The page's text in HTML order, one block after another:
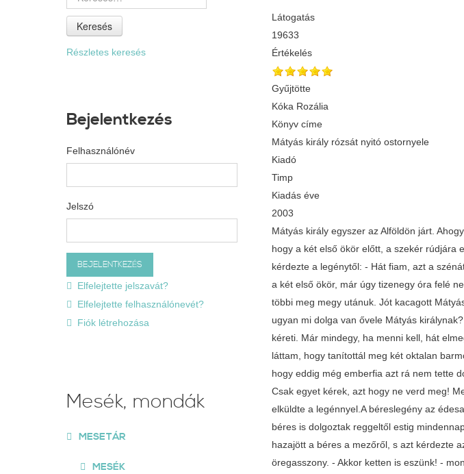
Látogatás
19633
Értékelés
Gyűjtötte
Kóka Rozália
Könyv címe
Mátyás király rózsát nyitó ostornyele
Kiadó
Timp
Kiadás éve
2003
Mátyás király egyszer az Alföldön járt.
hogy a két első ökör előtt, a szekér rúdjára
kérdezte a legénytől: - Hát fiam, azt a
a két első ökör, már úgy tizenegy óra felé
többi meg megy utánuk. Jót kacagott
ugyan mi dolga van ővele Mátyás
kéreti. Már mindegy, ha menni kell, hát
láttam, hogy tanítottál meg két oktalan
hogy eddig még emberfia azt rá nem tette
Csak egyet kérek, azt hogy ne verd meg!
elküldte a legénnyel.A béreslegény az
béres is dolgoztak reggeltől estig
hazajött a béres a mezőről, s azt kérdezte
öregasszony. - Akkor ketten is eszünk! -
Keresés
Részletes keresés
Bejelentkezés
Felhasználónév
Jelszó
Elfelejtette jelszavát?
Elfelejtette felhasználónevét?
Fiók létrehozása
Mesék, mondák
MESETÁR
MESÉK